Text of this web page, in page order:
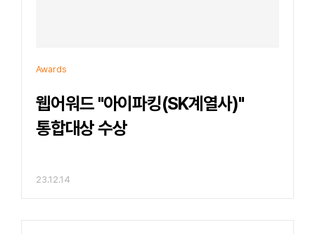
Awards
웹어워드 "아이파킹(SK계열사)"
통합대상 수상
23.12.14